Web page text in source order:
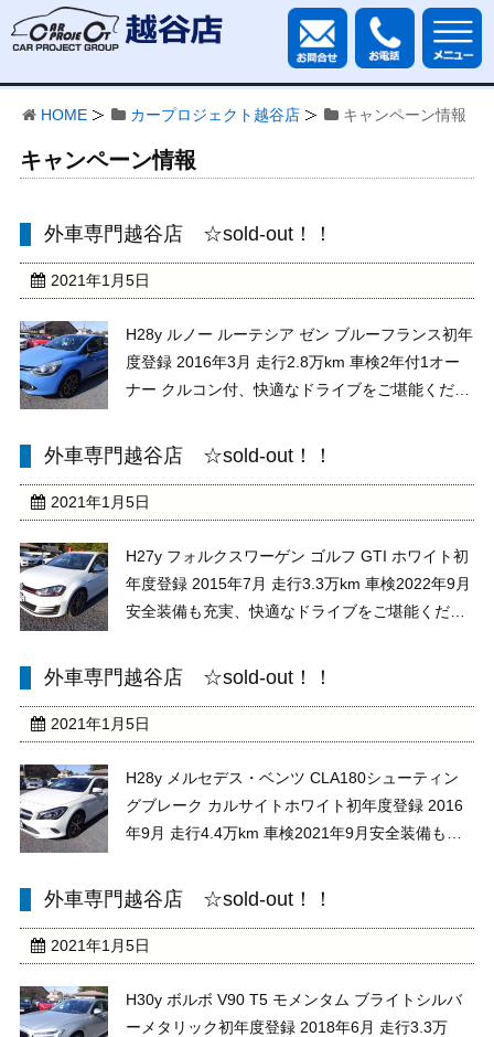
HOME カープロジェクト越谷店 キャンペーン情報
キャンペーン情報
外車専門越谷店 ☆sold-out！！
2021年1月5日
H28y ルノー ルーテシア ゼン ブルーフランス初年
度登録 2016年3月 走行2.8万km 車検2年付1オー
ナー クルコン付、快適なドライブをご堪能くださ
ちしております。★★ お問い合わせは お電
外車専門越谷店 ☆sold-out！！
2021年1月5日
H27y フォルクスワーゲン ゴルフ GTI ホワイト初
年度登録 2015年7月 走行3.3万km 車検2022年9月
安全装備も充実、快適なドライブをご堪能くださ
ちしております。★★ お問い合わせは お電
外車専門越谷店 ☆sold-out！！
2021年1月5日
H28y メルセデス・ベンツ CLA180シューティン
グブレーク カルサイトホワイト初年度登録 2016
年9月 走行4.4万km 車検2021年9月安全装備も充
確認、大歓迎です。皆様のご来店お待ちしており
外車専門越谷店 ☆sold-out！！
2021年1月5日
H30y ボルボ V90 T5 モメンタム ブライトシルバ
ーメタリック初年度登録 2018年6月 走行3.3万